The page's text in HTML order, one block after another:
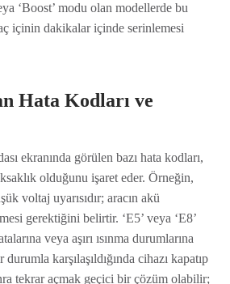
‘Boost’ modu olan modellerde bu
içinin dakikalar içinde serinlemesi
Hata Kodları ve
ekranında görülen bazı hata kodları,
olduğunu işaret eder. Örneğin,
voltaj uyarısıdır; aracın akü
gerektiğini belirtir. ‘E5’ veya ‘E8’
veya aşırı ısınma durumlarına
karşılaşıldığında cihazı kapatıp
tekrar açmak geçici bir çözüm olabilir;